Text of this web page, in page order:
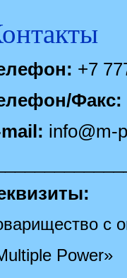
+7
Факс:
info@m-
с
Power»